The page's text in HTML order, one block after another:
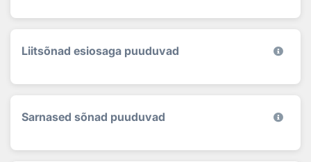
Liitsõnad esiosaga puuduvad
Sarnased sõnad puuduvad